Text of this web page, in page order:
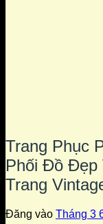
Trang Phục
Phối Đồ
Trang
Đăng vào Tháng 3